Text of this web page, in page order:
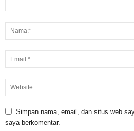
Simpan nama, email, dan situs web
saya berkomentar.